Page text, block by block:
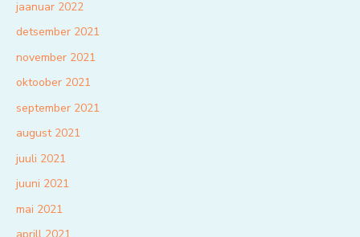
jaanuar 2022
detsember 2021
november 2021
oktoober 2021
september 2021
august 2021
juuli 2021
juuni 2021
mai 2021